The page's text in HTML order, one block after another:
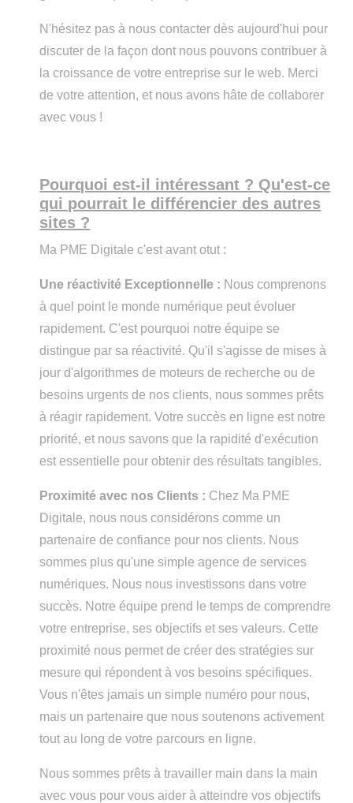
N'hésitez pas à nous contacter dès aujourd'hui pour
discuter de la façon dont nous pouvons contribuer à
la croissance de votre entreprise sur le web. Merci
de votre attention, et nous avons hâte de collaborer
avec vous !
Pourquoi est-il intéressant ? Qu'est-ce
qui pourrait le différencier des autres
sites ?
Ma PME Digitale c'est avant otut :
Une réactivité Exceptionnelle : Nous comprenons
à quel point le monde numérique peut évoluer
rapidement. C'est pourquoi notre équipe se
distingue par sa réactivité. Qu'il s'agisse de mises à
jour d'algorithmes de moteurs de recherche ou de
besoins urgents de nos clients, nous sommes prêts
à réagir rapidement. Votre succès en ligne est notre
priorité, et nous savons que la rapidité d'exécution
est essentielle pour obtenir des résultats tangibles.
Proximité avec nos Clients : Chez Ma PME
Digitale, nous nous considérons comme un
partenaire de confiance pour nos clients. Nous
sommes plus qu'une simple agence de services
numériques. Nous nous investissons dans votre
succès. Notre équipe prend le temps de comprendre
votre entreprise, ses objectifs et ses valeurs. Cette
proximité nous permet de créer des stratégies sur
mesure qui répondent à vos besoins spécifiques.
Vous n'êtes jamais un simple numéro pour nous,
mais un partenaire que nous soutenons activement
tout au long de votre parcours en ligne.
Nous sommes prêts à travailler main dans la main
avec vous pour vous aider à atteindre vos objectifs